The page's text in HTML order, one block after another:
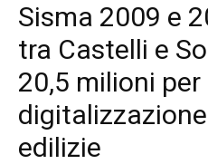
Sisma 2009 e
tra Castelli e
20,5 milioni per
edilizie